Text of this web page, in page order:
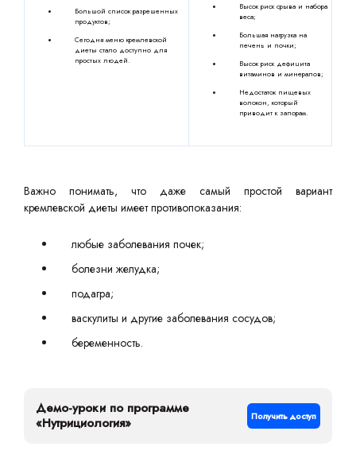
Большой список разрешенных
продуктов;
Сегодня меню кремлевской
диеты стало доступно для
простых людей.
Высок риск срыва и набора
веса;
Большая нагрузка на
печень и почки;
Высок риск дефицита
витаминов и минералов;
Недостаток пищевых
волокон, который
приводит к запорам.
Важно понимать, что даже самый простой вариант
кремлевской диеты имеет противопоказания:
любые заболевания почек;
болезни желудка;
подагра;
васкулиты и другие заболевания сосудов;
беременность.
Демо-уроки по программе
«Нутрициология»
Получить доступ